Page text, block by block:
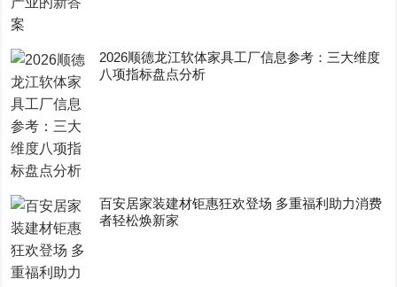
2026顺德龙江软体家具工厂信息参考：三大维度
八项指标盘点分析
百安居家装建材钜惠狂欢登场 多重福利助力消费
者轻松焕新家